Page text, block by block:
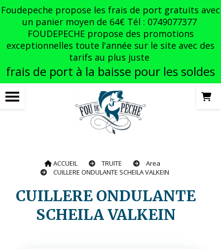
Foudepeche propose les frais de port gratuits avec
un panier moyen de 64€ Tél : 0749077377
FOUDEPECHE propose des promotions
exceptionnelles toute l'année sur le site avec des
tarifs au plus juste
frais de port à la baisse pour les soldes
ACCUEIL TRUITE
Area
CUILLERE ONDULANTE SCHEILA VALKEIN
CUILLERE ONDULANTE
SCHEILA VALKEIN